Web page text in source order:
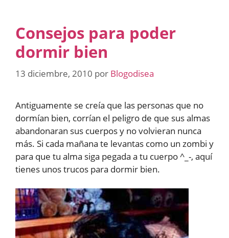
Consejos para poder
dormir bien
13 diciembre, 2010 por Blogodisea
Antiguamente se creía que las personas que no
dormían bien, corrían el peligro de que sus almas
abandonaran sus cuerpos y no volvieran nunca
más. Si cada mañana te levantas como un zombi y
para que tu alma siga pegada a tu cuerpo ^_-, aquí
tienes unos trucos para dormir bien.